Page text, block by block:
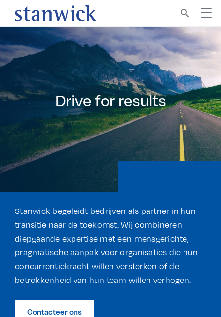
search
Drive for results
Stanwick begeleidt bedrijven als partner in hun
transitie naar de toekomst. Wij combineren
diepgaande expertise met een mensgerichte,
pragmatische aanpak voor organisaties die hun
concurrentiekracht willen versterken of de
betrokkenheid van hun team willen verhogen.
Contacteer ons